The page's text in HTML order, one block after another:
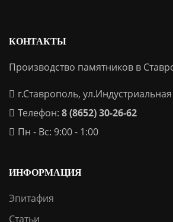
КОНТАКТЫ
Производство памятников в
г.Ставрополь,
Телефон: 8 (8652) 30-26-62
Пн - Вс: 9:00 - 1:00
ИНФОРМАЦИЯ
Эпитафия
Статьи